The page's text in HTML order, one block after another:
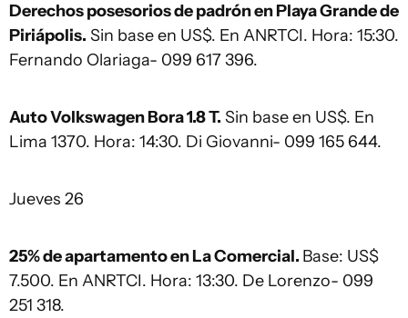
Derechos posesorios de padrón en Playa Grande de
Piriápolis. Sin base en US$. En ANRTCI. Hora: 15:30.
Fernando Olariaga- 099 617 396.
Auto Volkswagen Bora 1.8 T. Sin base en US$. En
Lima 1370. Hora: 14:30. Di Giovanni- 099 165 644.
Jueves 26
25% de apartamento en La Comercial. Base: US$
7.500. En ANRTCI. Hora: 13:30. De Lorenzo- 099
251 318.